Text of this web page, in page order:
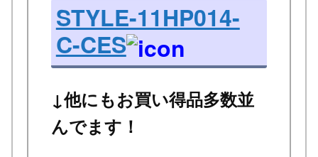
STYLE-11HP014-
C-CES
↓他にもお買い得品多数並
んでます！